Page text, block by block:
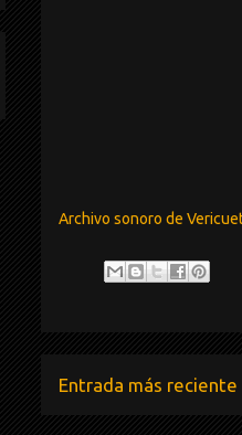
Archivo sonoro de
Entrada más reciente